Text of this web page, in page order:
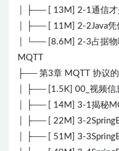
│ ├── [ 13M] 2-1通信才
│ ├── [ 11M] 2-2Java凭
│ └── [8.6M] 2-3占据物
MQTT
├── 第3章 MQTT 协议
│ ├── [1.5K] 00_视频信
│ ├── [ 14M] 3-1揭秘
│ ├── [ 22M] 3-
│ ├── [ 51M] 3-